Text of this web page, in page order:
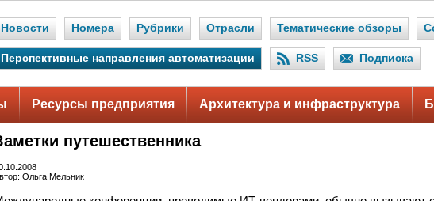
Новости Номера Рубрики Отрасли Тематические обзоры
Перспективные направления автоматизации RSS Подписка
Ресурсы предприятия Архитектура и инфраструктура
путешественника
Ольга Мельник